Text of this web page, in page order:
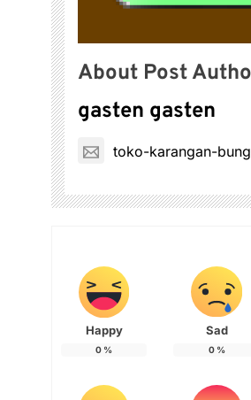
About Post
gasten gasten
toko-karangan-
Happy
0 %
Sad
0%